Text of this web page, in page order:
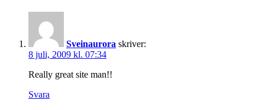
Sveinaurora skriver:
8 juli, 2009 kl. 07:34
Really great site man!!
Svara